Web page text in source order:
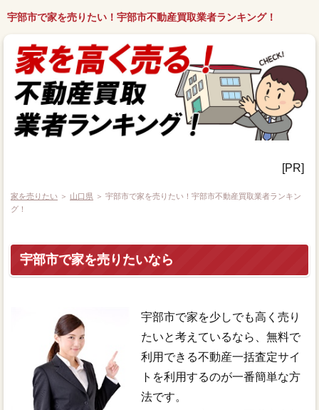
宇部市で家を売りたい！宇部市不動産買取業者ランキング！
[PR]
家を売りたい ＞ 山口県 ＞ 宇部市で家を売りたい！宇部市不動産買取業者ランキン
グ！
宇部市で家を売りたいなら
宇部市で家を少しでも高く売り
たいと考えているなら、無料で
利用できる不動産一括査定サイ
トを利用するのが一番簡単な方
法です。